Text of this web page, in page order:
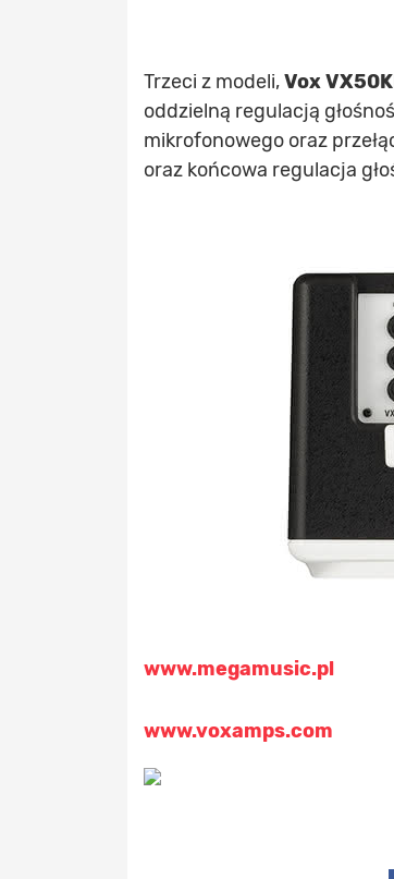
Trzeci z modeli,Vox
oddzielną regulacją
mikrofonowego oraz
oraz końcowa regulacja
www.megamusic.pl
www.voxamps.com